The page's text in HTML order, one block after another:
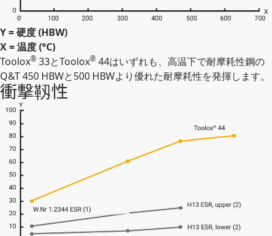
Y = 硬度 (HBW)
X = 温度 (°C)
Toolox® 33とToolox® 44はいずれも、高温下で耐摩耗性鋼の
Q&T 450 HBWと500 HBWより優れた耐摩耗性を発揮します。
衝撃靱性